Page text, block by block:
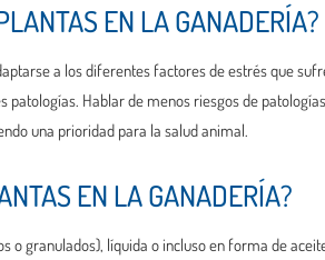
EN LA GANADERÍA?
a los diferentes factores de estrés que
Hablar de menos riesgos de
una prioridad para la salud animal.
EN LA GANADERÍA?
granulados), líquida o incluso en forma de